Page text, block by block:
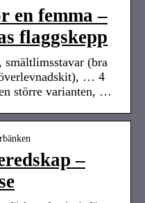
en femma –
flaggskepp
(bra
… 4
större varianten, …
–